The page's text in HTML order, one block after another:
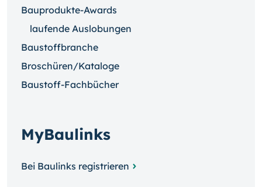
Bauprodukte-Awards
laufende Auslobungen
Baustoffbranche
Broschüren/Kataloge
Baustoff-Fachbücher
MyBaulinks
Bei Baulinks registrieren